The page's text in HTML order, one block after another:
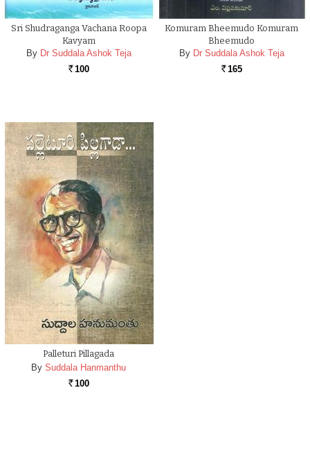
Sri Shudraganga Vachana Roopa
Kavyam
By Dr Suddala Ashok Teja
Rs. 100
Komuram Bheemudo Komuram
Bheemudo
By Dr Suddala Ashok Teja
Rs. 165
Palleturi Pillagada
By Suddala Hanmanthu
Rs. 100